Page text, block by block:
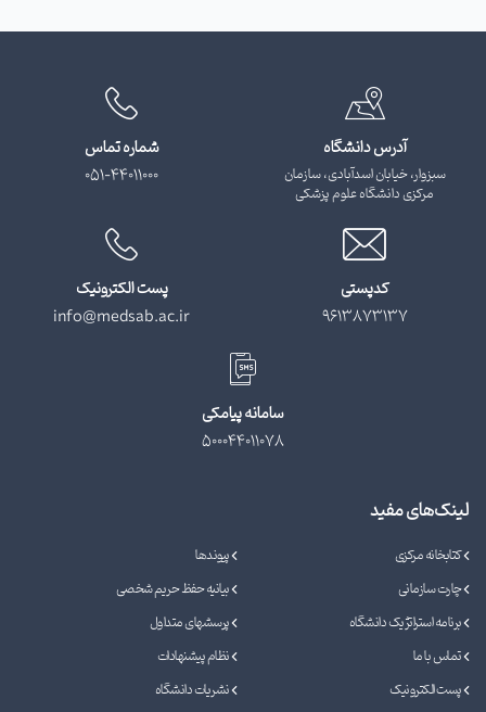
آدرس دانشگاه
سبزوار، خیابان اسدآبادی، سازمان
مرکزی دانشگاه علوم پزشکی
شماره تماس
051-44011000
کدپستی
9613873137
پست الکترونیک
info@medsab.ac.ir
سامانه پیامکی
500044011078
لینک‌های مفید
کتابخانه مرکزی
پیوندها
چارت سازمانی
بیانیه حفظ حریم شخصی
برنامه استراتژیک دانشگاه
پرسشهای متداول
تماس با ما
نظام پیشنهادات
پست الکترونیک
نشریات دانشگاه